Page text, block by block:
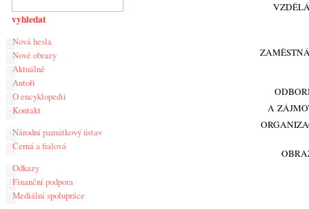
Nová hesla
Nové obrazy
Aktuálně
Autoři
O encyklopedii
Kontakt
Národní památkový ústav
Černá a fialová
Odkazy
Finanční podpora
Mediální spolupráce
A